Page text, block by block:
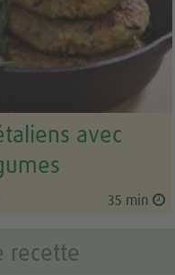
avec
35 min